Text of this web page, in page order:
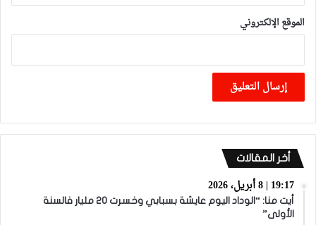
الموقع الإلكتروني
أخر المقالات
19:17 | 8 أبريل، 2026
أيت منا: “الوداد اليوم عايشة بسبابي وخسرت 20 مليار فالسنة
الأولى”